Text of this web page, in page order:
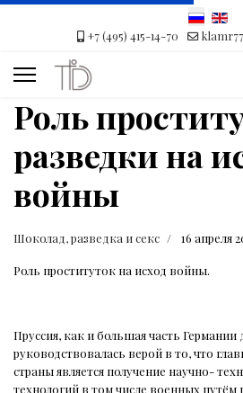
+7 (495) 415-14-70
Роль
разведки на
войны
Шоколад, разведка и секс 16 апреля
Роль проституток на исход войны.
Пруссия, как и большая часть Германии
руководствовалась верой в то, что
страны является получение научно-
технологий в том числе военных путём